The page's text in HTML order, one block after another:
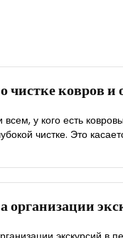
чистке ковров и
всем, у кого есть
чистке. Это
организации